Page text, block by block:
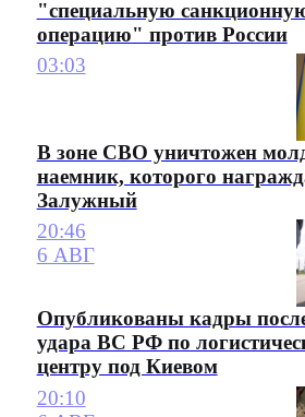
"специальную
операцию" против России
03:03
В зоне СВО уничтожен
наемник, которого
Залужный
20:46
6 АВГ
Опубликованы кадры
удара ВС РФ по
центру под Киевом
20:10